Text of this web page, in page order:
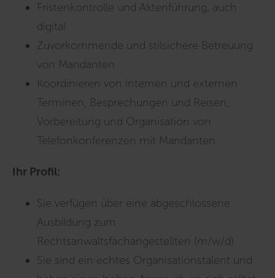
Fristenkontrolle und Aktenführung, auch
digital
Zuvorkommende und stilsichere Betreuung
von Mandanten
Koordinieren von internen und externen
Terminen, Besprechungen und Reisen,
Vorbereitung und Organisation von
Telefonkonferenzen mit Mandanten
Ihr Profil:
Sie verfügen über eine abgeschlossene
Ausbildung zum
Rechtsanwaltsfachangestellten (m/w/d)
Sie sind ein echtes Organisationstalent und